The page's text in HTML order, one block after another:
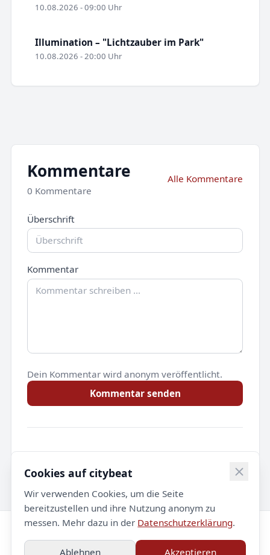
10.08.2026 - 09:00 Uhr
Illumination – "Lichtzauber im Park"
10.08.2026 - 20:00 Uhr
Kommentare
0 Kommentare
Alle Kommentare
Überschrift
Kommentar
Dein Kommentar wird anonym veröffentlicht.
Kommentar senden
Noch keine Kommentare.
© 2026 citybeat. Alle Rechte vorbehalten.
Cookies auf citybeat
Wir verwenden Cookies, um die Seite
bereitzustellen und ihre Nutzung anonym zu
messen. Mehr dazu in der Datenschutzerklärung.
Ablehnen Akzeptieren